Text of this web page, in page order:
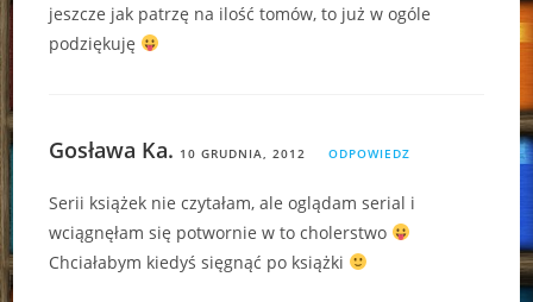
jeszcze jak patrzę na ilość tomów, to już w ogóle
podziękuję
Gosława Ka. 10 GRUDNIA, 2012 ODPOWIEDZ
Serii książek nie czytałam, ale oglądam serial i
wciągnęłam się potwornie w to cholerstwo
Chciałabym kiedyś sięgnąć po książki